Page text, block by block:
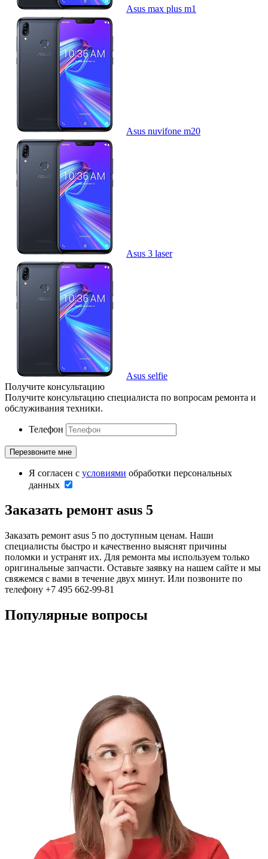
Asus max plus m1
Asus nuvifone m20
Asus 3 laser
Asus selfie
Получите консультацию
Получите консультацию специалиста по вопросам ремонта и
обслуживания техники.
Телефон
Я согласен с условиями обработки персональных
данных
Заказать ремонт asus 5
Заказать ремонт asus 5 по доступным ценам. Наши
специалисты быстро и качественно выяснят причины
поломки и устранят их. Для ремонта мы используем только
оригинальные запчасти. Оставьте заявку на нашем сайте и мы
свяжемся с вами в течение двух минут. Или позвоните по
телефону +7 495 662-99-81
Популярные вопросы